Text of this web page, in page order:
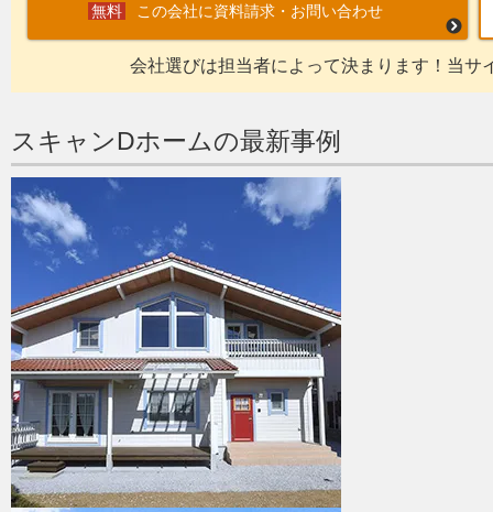
この会社に資料請求・お問い合わせ
会社選びは担当者によって決まります！当サ
スキャンDホームの最新事例